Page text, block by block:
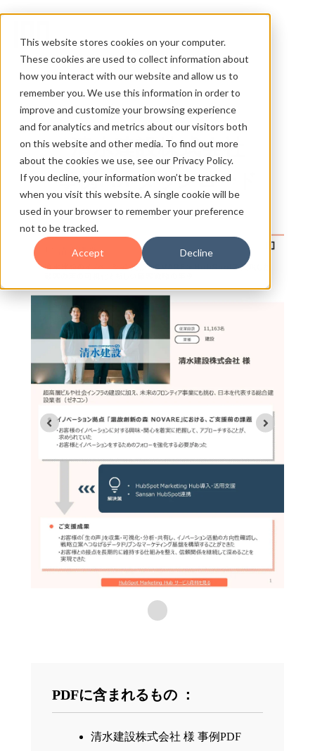
This website stores cookies on your computer.
These cookies are used to collect information about
how you interact with our website and allow us to
remember you. We use this information in order to
improve and customize your browsing experience
and for analytics and metrics about our visitors both
on this website and other media. To find out more
about the cookies we use, see our Privacy Policy.
If you decline, your information won’t be tracked
when you visit this website. A single cookie will be
used in your browser to remember your preference
not to be tracked.
Accept Decline
清水建設株式会社
事例PDFダウンロード
PDFに含まれるもの ：
清水建設株式会社 様 事例PDF